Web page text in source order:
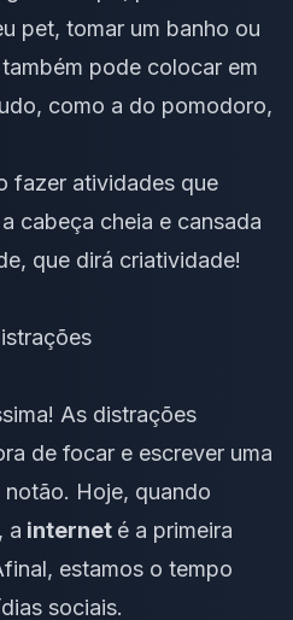
pet, tomar um banho ou
pode colocar em
como a do pomodoro,
fazer atividades que
cabeça cheia e cansada
que dirá criatividade!
As distrações
de focar e escrever uma
Hoje, quando
a internet é a primeira
estamos o tempo
sociais.